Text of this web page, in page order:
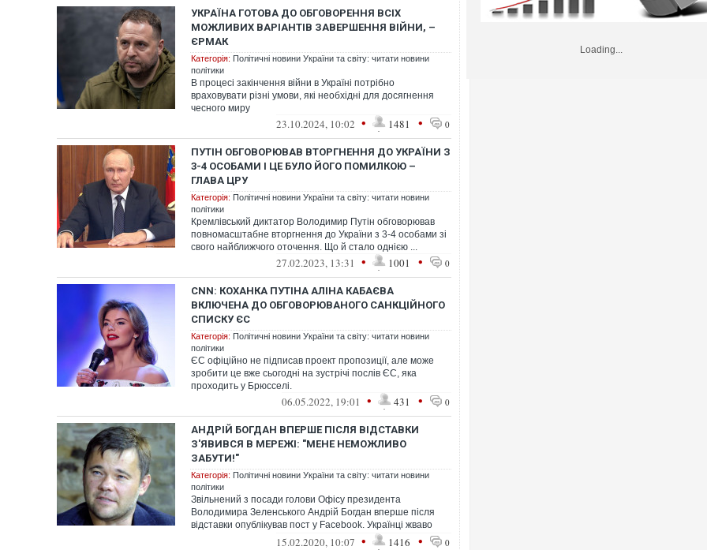
УКРАЇНА ГОТОВА ДО ОБГОВОРЕННЯ ВСІХ
МОЖЛИВИХ ВАРІАНТІВ ЗАВЕРШЕННЯ ВІЙНИ, –
ЄРМАК
Категорія: Політичні новини України та світу: читати новини
політики
В процесі закінчення війни в Україні потрібно
враховувати різні умови, які необхідні для досягнення
чесного миру
23.10.2024, 10:02 • 1481 • 0
ПУТІН ОБГОВОРЮВАВ ВТОРГНЕННЯ ДО УКРАЇНИ З
3-4 ОСОБАМИ І ЦЕ БУЛО ЙОГО ПОМИЛКОЮ –
ГЛАВА ЦРУ
Категорія: Політичні новини України та світу: читати новини
політики
Кремлівський диктатор Володимир Путін обговорював
повномасштабне вторгнення до України з 3-4 особами зі
свого найближчого оточення. Що й стало однією ...
27.02.2023, 13:31 • 1001 • 0
CNN: КОХАНКА ПУТІНА АЛІНА КАБАЄВА
ВКЛЮЧЕНА ДО ОБГОВОРЮВАНОГО САНКЦІЙНОГО
СПИСКУ ЄС
Категорія: Політичні новини України та світу: читати новини
політики
ЄС офіційно не підписав проект пропозиції, але може
зробити це вже сьогодні на зустрічі послів ЄС, яка
проходить у Брюсселі.
06.05.2022, 19:01 • 431 • 0
АНДРІЙ БОГДАН ВПЕРШЕ ПІСЛЯ ВІДСТАВКИ
З'ЯВИВСЯ В МЕРЕЖІ: "МЕНЕ НЕМОЖЛИВО
ЗАБУТИ!"
Категорія: Політичні новини України та світу: читати новини
політики
Звільнений з посади голови Офісу президента
Володимира Зеленського Андрій Богдан вперше після
відставки опублікував пост у Facebook. Українці жваво
15.02.2020, 10:07 • 1416 • 0
Loading...